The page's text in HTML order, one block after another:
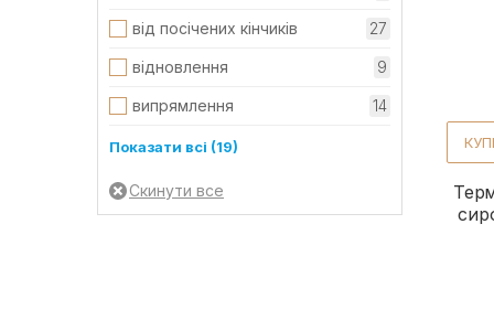
від посічених кінчиків 27
відновлення 9
випрямлення 14
для блиску
для об'єму
живлення 39
Показати всі (19)